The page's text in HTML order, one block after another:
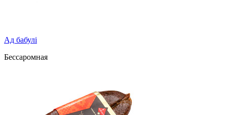
Ад бабулі
Бессаромная